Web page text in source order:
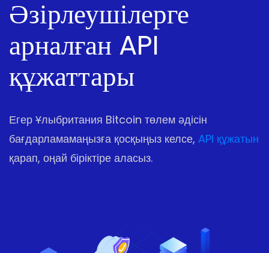
Әзірлеушілерге
арналған API
құжаттары
Егер Ұлыбритания Bitcoin төлем әдісін
бағдарламамаңызға қосқыңыз келсе, API құжатын
қарап, оңай біріктіре аласыз.